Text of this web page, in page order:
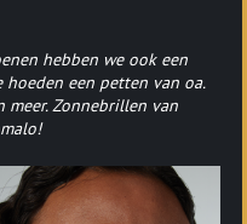
hebben we ook een
hoeden een petten van oa.
meer. Zonnebrillen van